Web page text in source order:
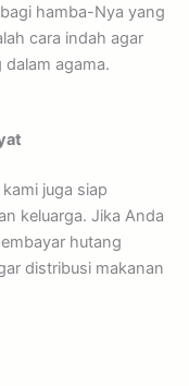
hamba-Nya yang
cara indah agar
agama.
juga siap
keluarga. Jika Anda
hutang
distribusi makanan